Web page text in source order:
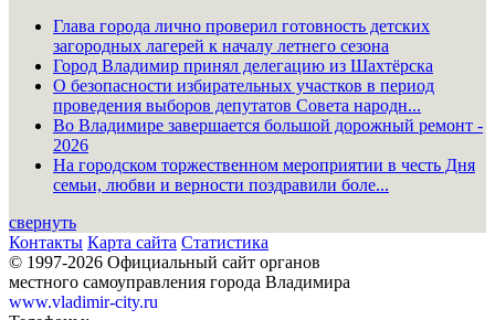
Глава города лично проверил готовность детских
загородных лагерей к началу летнего сезона
Город Владимир принял делегацию из Шахтёрска
О безопасности избирательных участков в период
проведения выборов депутатов Совета народн...
Во Владимире завершается большой дорожный ремонт -
2026
На городском торжественном мероприятии в честь Дня
семьи, любви и верности поздравили боле...
свернуть
Контакты Карта сайта Статистика
© 1997-2026 Официальный сайт органов
местного самоуправления города Владимира
www.vladimir-city.ru